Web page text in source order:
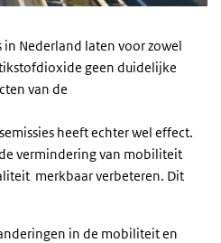
Nederland laten voor zowel
geen duidelijke
van de
heeft echter wel effect.
vermindering van mobiliteit
merkbaar verbeteren. Dit
in de mobiliteit en